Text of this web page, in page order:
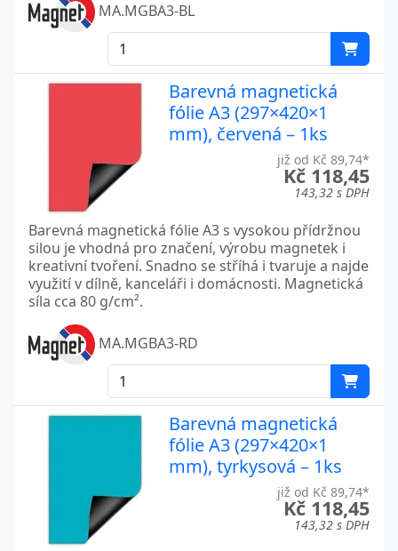
MA.MGBA3-BL
Barevná magnetická
fólie A3 (297×420×1
mm), červená – 1ks
již od Kč 89,74*
Kč 118,45
143,32 s DPH
Barevná magnetická fólie A3 s vysokou přídržnou
silou je vhodná pro značení, výrobu magnetek i
kreativní tvoření. Snadno se stříhá i tvaruje a najde
využití v dílně, kanceláři i domácnosti. Magnetická
síla cca 80 g/cm².
MA.MGBA3-RD
Barevná magnetická
fólie A3 (297×420×1
mm), tyrkysová – 1ks
již od Kč 89,74*
Kč 118,45
143,32 s DPH